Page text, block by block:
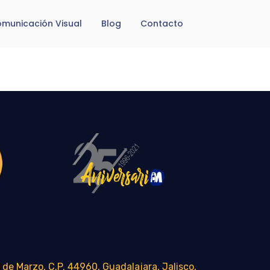
Visual Blog Contacto
Marzo, C.P. 44960, Guadalajara, Jalisco,